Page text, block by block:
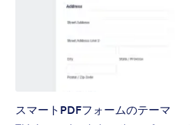
スマートPDFフォームのテーマ